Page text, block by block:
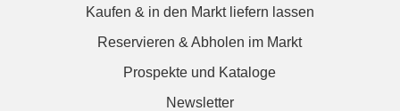
Kaufen & in den Markt liefern lassen
Reservieren & Abholen im Markt
Prospekte und Kataloge
Newsletter